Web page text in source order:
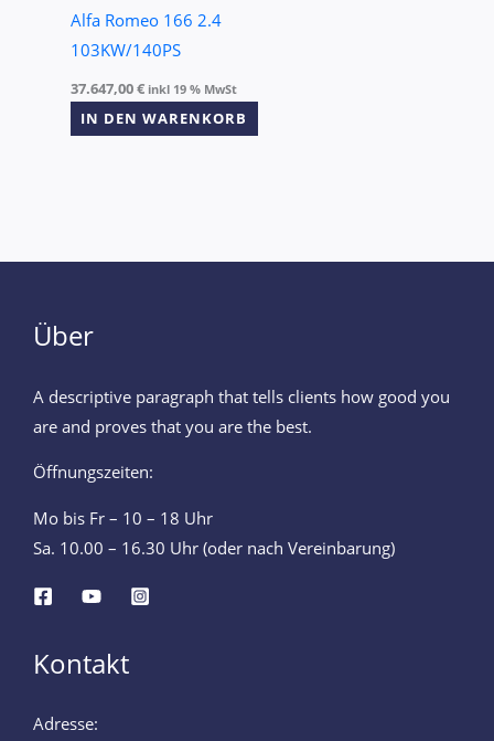
Alfa Romeo 166 2.4
103KW/140PS
37.647,00€ inkl 19 % MwSt
IN DEN WARENKORB
Über
A descriptive paragraph that tells clients how good you
are and proves that you are the best.
Öffnungszeiten:
Mo bis Fr – 10 – 18 Uhr
Sa. 10.00 – 16.30 Uhr (oder nach Vereinbarung)
Kontakt
Adresse: